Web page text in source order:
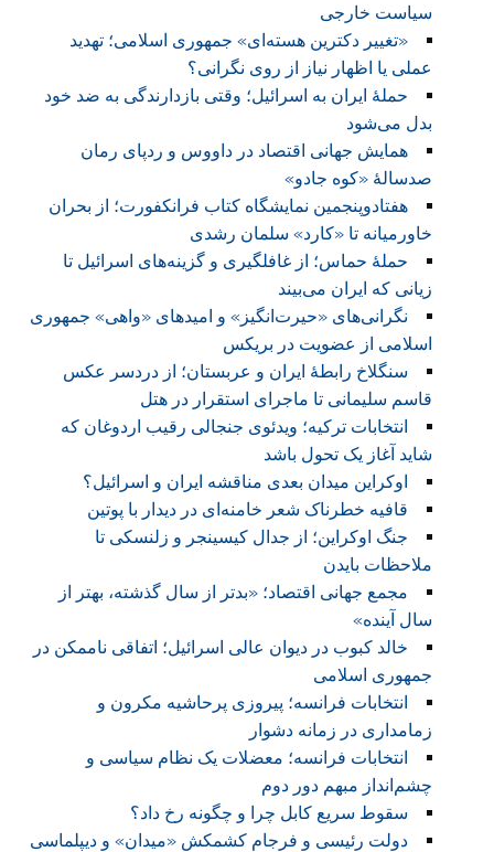
سیاست خارجی
«تغییر دکترین هسته‌ای» جمهوری اسلامی؛ تهدید
عملی یا اظهار نیاز از روی نگرانی؟
حملهٔ ایران به اسرائیل؛ وقتی بازدارندگی به ضد خود
بدل می‌شود
همایش جهانی اقتصاد در داووس و ردپای رمان
صدسالهٔ «کوه جادو»
هفتادوپنجمین نمایشگاه کتاب فرانکفورت؛ از بحران
خاورمیانه تا «کارد» سلمان رشدی
حملۀ حماس؛ از غافلگیری و گزینه‌های اسرائیل تا
زیانی که ایران می‌بیند
نگرانی‌های «حیرت‌انگیز» و امیدهای «واهی» جمهوری
اسلامی از عضویت در بریکس
سنگلاخ رابطهٔ ایران و عربستان؛ از دردسر عکس
قاسم سلیمانی تا ماجرای استقرار در هتل
انتخابات ترکیه؛ ویدئوی جنجالی رقیب اردوغان که
شاید آغاز یک تحول باشد
اوکراین میدان بعدی مناقشه ایران و اسرائیل؟
قافیه خطرناک شعر خامنه‌ای در دیدار با پوتین
جنگ اوکراین؛ از جدال کیسینجر و زلنسکی تا
ملاحظات بایدن
مجمع جهانی اقتصاد؛ «بدتر از سال‌ گذشته، بهتر از
سال آینده»
خالد کبوب در دیوان عالی اسرائیل؛ اتفاقی ناممکن در
جمهوری اسلامی
انتخابات فرانسه؛ پیروزی پرحاشیه مکرون و
زمامداری در زمانه دشوار
انتخابات فرانسه؛ معضلات یک نظام سیاسی و
چشم‌انداز مبهم دور دوم
سقوط سریع کابل چرا و چگونه رخ داد؟
دولت رئیسی و فرجام کشمکش «میدان» و دیپلماسی